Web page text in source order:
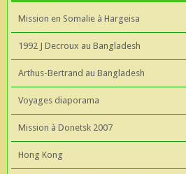
Mission en Somalie à Hargeisa
1992 J Decroux au Bangladesh
Arthus-Bertrand au Bangladesh
Voyages diaporama
Mission à Donetsk 2007
Hong Kong